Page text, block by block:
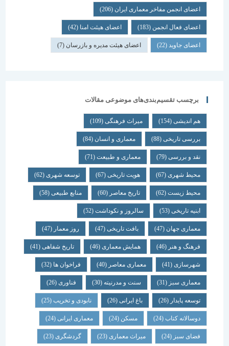
اعضای انجمن مفاخر معماری ایران (206)
اعضای فعال انجمن(183) اعضای هیئت امنا(42)
اعضای جاوید(22) اعضای هیئت مدیره و بازرسان(7)
برچسب تقسیم‌بندی‌های موضوعی مقالات
هم اندیشی (154) میراث فرهنگی (109)
بررسی تاریخی (88) معماری و انسان (84)
نقد و بررسی (79) معماری و طبیعت (71)
محیط شهری(67) هویت تاریخی(67) توسعه شهری(62)
محیط زیست(62) تاریخ معاصر(60) منابع طبیعی(58)
ابنیه تاریخی(53) سالروز و نکوداشت(52)
معماری جهان (47) بافت تاریخی(47) روز معمار(47)
فرهنگ و هنر(46) همایش معماری (46) تاریخ شفاهی (41)
شهرسازی(41) معماری معاصر(40) فراخوان ها (32)
معماری سبز(31) سنت و مدرنیته(30) فناوری (26)
توسعه پایدار(26) باغ ایرانی(26) نابودی و تخریب(25)
دوسالانه کتاب(24) مسکن (24) معماری ایرانی(24)
فضای سبز(24) میراث معماری (23) گردشگری (23)